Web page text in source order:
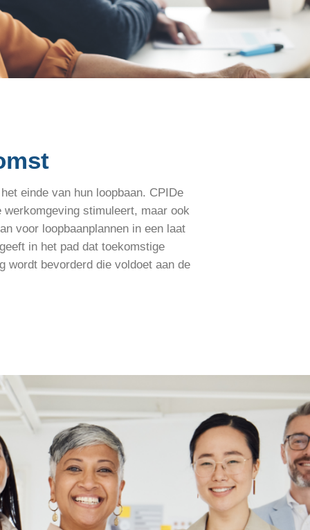
einde van hun loopbaan. CPIDe
stimuleert, maar ook
voor loopbaanplannen in een laat
in het pad dat toekomstige
wordt bevorderd die voldoet aan de